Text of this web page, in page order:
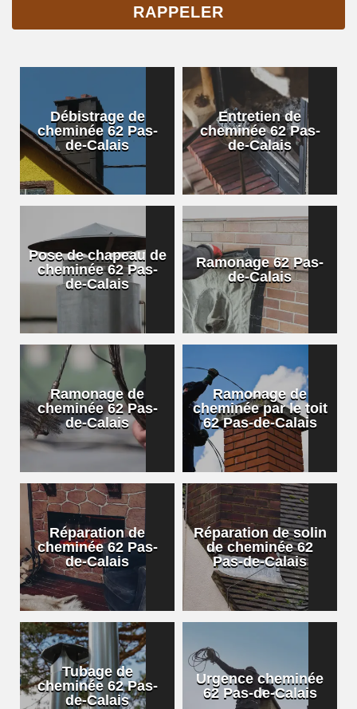
Débistrage de
cheminée 62 Pas-
de-Calais
Entretien de
cheminée 62 Pas-
de-Calais
Pose de chapeau de
cheminée 62 Pas-
de-Calais
Ramonage 62 Pas-
de-Calais
Ramonage de
cheminée 62 Pas-
de-Calais
Ramonage de
cheminée par le toit
62 Pas-de-Calais
Réparation de
cheminée 62 Pas-
de-Calais
Réparation de solin
de cheminée 62
Pas-de-Calais
Tubage de
cheminée 62 Pas-
de-Calais
Urgence cheminée
62 Pas-de-Calais